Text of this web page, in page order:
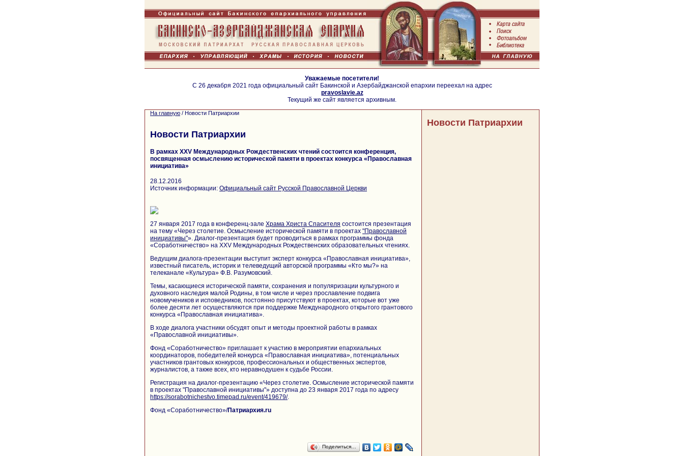
Уважаемые посетители!
С 26 декабря 2021 года официальный сайт Бакинской и Азербайджанской епархии переехал на адрес
pravoslavie.az
Текущий же сайт является архивным.
На главную / Новости Патриархии
Новости Патриархии
В рамках XXV Международных Рождественских чтений состоится конференция,
посвященная осмыслению исторической памяти в проектах конкурса «Православная
инициатива»
28.12.2016
Источник информации: Официальный сайт Русской Православной Церкви
27 января 2017 года в конференц-зале Храма Христа Спасителя состоится презентация
на тему «Через столетие. Осмысление исторической памяти в проектах "Православной
инициативы"». Диалог-презентация будет проводиться в рамках программы фонда
«Соработничество» на XXV Международных Рождественских образовательных чтениях.
Ведущим диалога-презентации выступит эксперт конкурса «Православная инициатива»,
известный писатель, историк и телеведущий авторской программы «Кто мы?» на
телеканале «Культура» Ф.В. Разумовский.
Темы, касающиеся исторической памяти, сохранения и популяризации культурного и
духовного наследия малой Родины, в том числе и через прославление подвига
новомучеников и исповедников, постоянно присутствуют в проектах, которые вот уже
более десяти лет осуществляются при поддержке Международного открытого грантового
конкурса «Православная инициатива».
В ходе диалога участники обсудят опыт и методы проектной работы в рамках
«Православной инициативы».
Фонд «Соработничество» приглашает к участию в мероприятии епархиальных
координаторов, победителей конкурса «Православная инициатива», потенциальных
участников грантовых конкурсов, профессиональных и общественных экспертов,
журналистов, а также всех, кто неравнодушен к судьбе России.
Регистрация на диалог-презентацию «Через столетие. Осмысление исторической памяти
в проектах "Православной инициативы"» доступна до 23 января 2017 года по адресу
https://sorabotnichestvo.timepad.ru/event/419679/.
Фонд «Соработничество»/Патриархия.ru
Поделиться…
Новости Патриархии